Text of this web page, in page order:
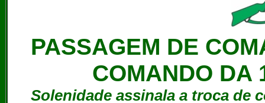
PASSAGEM DE
COMANDO DA
Solenidade assinala a troca de